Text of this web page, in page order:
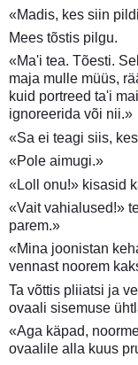
«Madis, kes siin
Mees tõstis pilgu.
«Ma'i tea. Tõesti.
maja mulle müüs,
kuid portreed ta'i
ignoreerida või nii.»
«Sa ei teagi siis,
«Pole aimugi.»
«Loll onu!» kisasid
«Vait vahialused!»
parem.»
«Mina joonistan
vennast noorem
Ta võttis pliiatsi ja
ovaali sisemuse
«Aga käpad,
ovaalile alla kuus